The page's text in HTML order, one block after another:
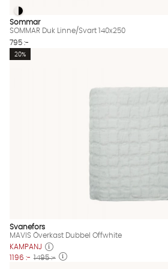
SOMMAR Duk Linne/Svart 140x250
SOMMAR Duk Linne/Svart 140x250
Sommar
SOMMAR Duk Linne/Svart 140x250
795 :-
20%
Svanefors
MAVIS Överkast Dubbel Offwhite
KAMPANJ
1196 :- 1495 :-